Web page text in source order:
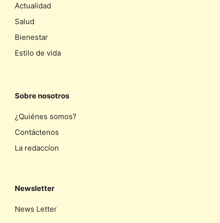
Actualidad
Salud
Bienestar
Estilo de vida
Sobre nosotros
¿Quiénes somos?
Contáctenos
La redaccíon
Newsletter
News Letter